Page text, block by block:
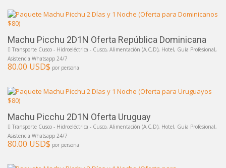
Machu Picchu 2D1N Oferta República Dominicana
Transporte Cusco - Hidroeléctrica - Cusco, Alimentación (A,C,D), Hotel, Guía Profesional,
Asistencia Whatsapp 24/7
80.00 USD$ por persona
Machu Picchu 2D1N Oferta Uruguay
Transporte Cusco - Hidroeléctrica - Cusco, Alimentación (A,C,D), Hotel, Guía Profesional,
Asistencia Whatsapp 24/7
80.00 USD$ por persona